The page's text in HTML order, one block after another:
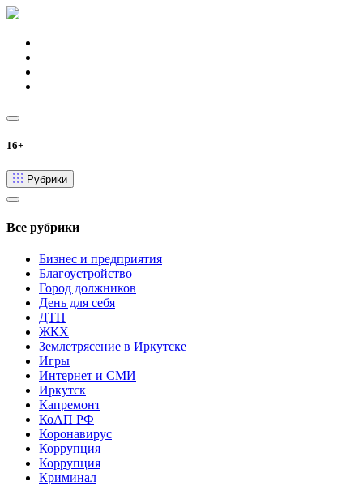
16+
Рубрики
Все рубрики
Бизнес и предприятия
Благоустройство
Город должников
День для себя
ДТП
ЖКХ
Землетрясение в Иркутске
Игры
Интернет и СМИ
Иркутск
Капремонт
КоАП РФ
Коронавирус
Коррупция
Коррупция
Криминал